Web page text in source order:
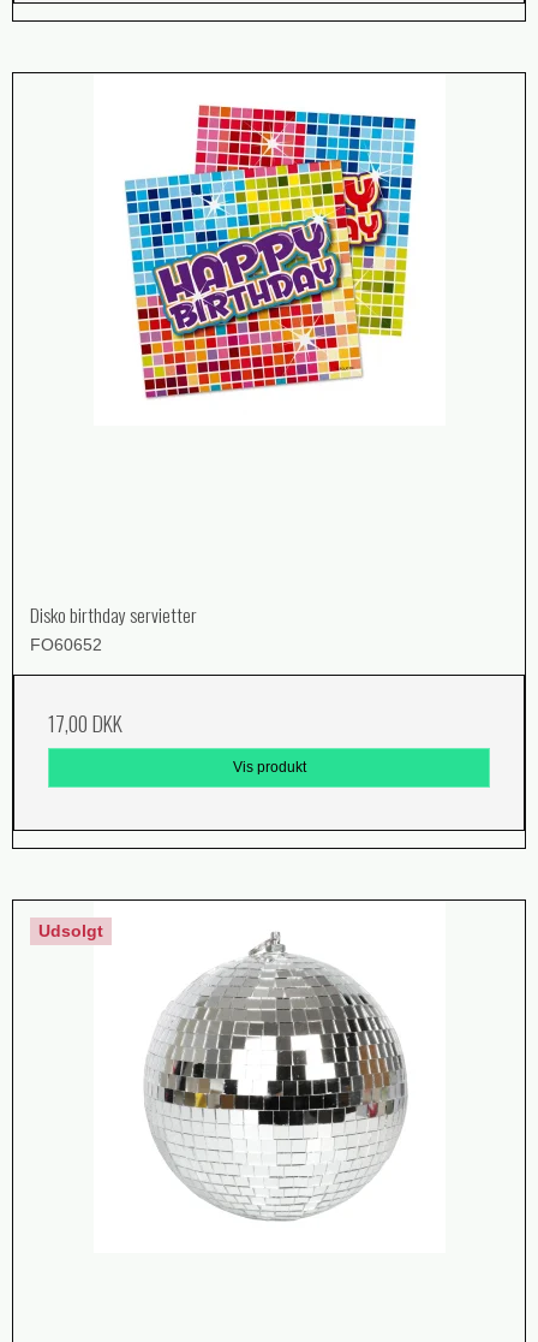
Disko birthday servietter
FO60652
17,00 DKK
Vis produkt
Udsolgt